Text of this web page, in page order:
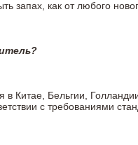
запах, как от любого
в Китае, Бельгии,
с требованиями